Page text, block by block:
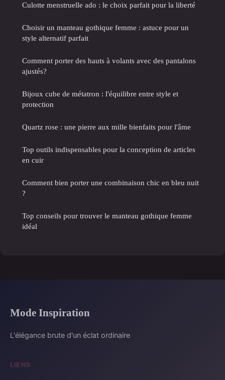
Culotte menstruelle ado : le choix parfait pour la liberté
Choisir un manteau gothique femme : astuce pour un
style alternatif parfait
Comment porter des hauts à volants avec des pantalons
ajustés?
Bijoux cube de métatron : l'équilibre entre style et
protection
Quartz rose : une pierre aux mille bienfaits pour l'âme
Top outils indispensables pour la conception de articles
en cuir
Comment bien porter une combinaison chic en bleu nuit
?
Top conseils pour trouver le manteau gothique femme
idéal
Mode Inspiration
L'élégance brute d'un éclat ordinaire
LIENS